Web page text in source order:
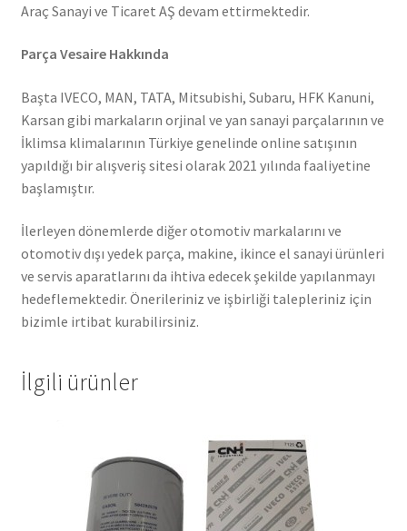
Araç Sanayi ve Ticaret AŞ devam ettirmektedir.
Parça Vesaire Hakkında
Başta IVECO, MAN, TATA, Mitsubishi, Subaru, HFK Kanuni,
Karsan gibi markaların orjinal ve yan sanayi parçalarının ve
İklimsa klimalarının Türkiye genelinde online satışının
yapıldığı bir alışveriş sitesi olarak 2021 yılında faaliyetine
başlamıştır.
İlerleyen dönemlerde diğer otomotiv markalarını ve
otomotiv dışı yedek parça, makine, ikince el sanayi ürünleri
ve servis aparatlarını da ihtiva edecek şekilde yapılanmayı
hedeflemektedir. Önerileriniz ve işbirliği talepleriniz için
bizimle irtibat kurabilirsiniz.
İlgili ürünler